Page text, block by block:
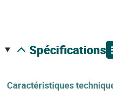
spécifications
Caractéristiques